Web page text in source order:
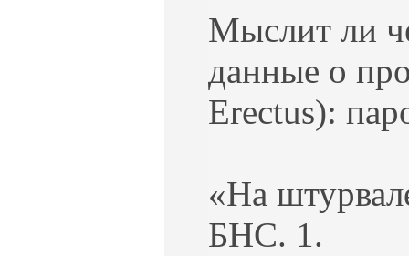
Мыслит ли
данные о
Erectus):
«На
БНС. 1.